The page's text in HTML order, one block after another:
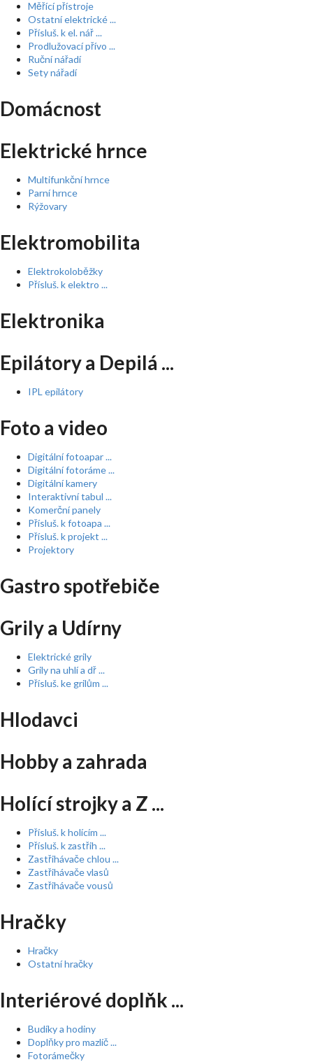
Měřící přístroje
Ostatní elektrické ...
Přísluš. k el. nář ...
Prodlužovací přívo ...
Ruční nářadí
Sety nářadí
Domácnost
Elektrické hrnce
Multifunkční hrnce
Parní hrnce
Rýžovary
Elektromobilita
Elektrokoloběžky
Přísluš. k elektro ...
Elektronika
Epilátory a Depilá ...
IPL epilátory
Foto a video
Digitální fotoapar ...
Digitální fotoráme ...
Digitální kamery
Interaktivní tabul ...
Komerční panely
Přísluš. k fotoapa ...
Přísluš. k projekt ...
Projektory
Gastro spotřebiče
Grily a Udírny
Elektrické grily
Grily na uhlí a dř ...
Přísluš. ke grilům ...
Hlodavci
Hobby a zahrada
Holící strojky a Z ...
Přísluš. k holícím ...
Přísluš. k zastřih ...
Zastřihávače chlou ...
Zastřihávače vlasů
Zastřihávače vousů
Hračky
Hračky
Ostatní hračky
Interiérové doplňk ...
Budíky a hodiny
Doplňky pro mazlíč ...
Fotorámečky